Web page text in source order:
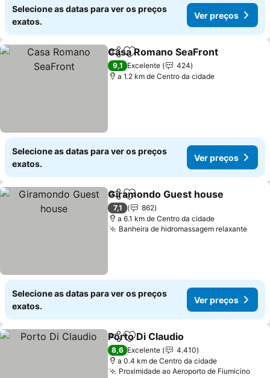
Selecione as datas para ver os preços
exatos.
Ver preços
PartilharAdicionar aos favoritos
Casa Romano SeaFront
9,1 Excelente
424
a 1.2 km de Centro da cidade
Selecione as datas para ver os preços
exatos.
Ver preços
PartilharAdicionar aos favoritos
Giramondo Guest house
7,1
862
a 6.1 km de Centro da cidade
Banheira de hidromassagem relaxante
Selecione as datas para ver os preços
exatos.
Ver preços
PartilharAdicionar aos favoritos
Porto Di Claudio
8,6 Excelente
4.410
a 0.4 km de Centro da cidade
Proximidade ao Aeroporto de Fiumicino